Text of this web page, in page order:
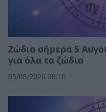
Ζώδια σήμερα 5
για όλα τα ζώδια
05/08/2026 08:10